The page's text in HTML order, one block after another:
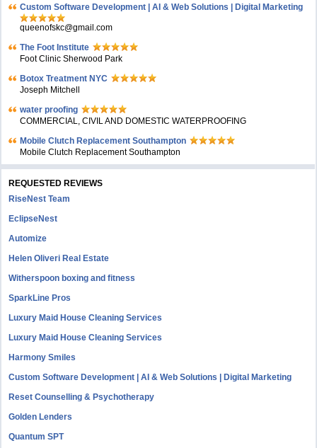
Custom Software Development | AI & Web Solutions | Digital Marketing
queenofskc@gmail.com
The Foot Institute
Foot Clinic Sherwood Park
Botox Treatment NYC
Joseph Mitchell
water proofing
COMMERCIAL, CIVIL AND DOMESTIC WATERPROOFING
Mobile Clutch Replacement Southampton
Mobile Clutch Replacement Southampton
REQUESTED REVIEWS
RiseNest Team
EclipseNest
Automize
Helen Oliveri Real Estate
Witherspoon boxing and fitness
SparkLine Pros
Luxury Maid House Cleaning Services
Luxury Maid House Cleaning Services
Harmony Smiles
Custom Software Development | AI & Web Solutions | Digital Marketing
Reset Counselling & Psychotherapy
Golden Lenders
Quantum SPT